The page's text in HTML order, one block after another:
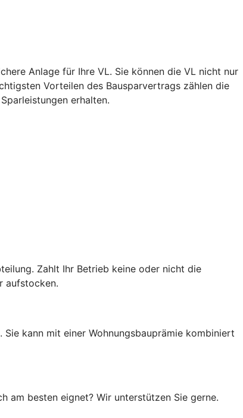
Anlage für Ihre VL. Sie können die VL nicht nur
Vorteilen des Bausparvertrags zählen die
erhalten.
Zahlt Ihr Betrieb keine oder nicht die
aufstocken.
kann mit einer Wohnungsbauprämie kombiniert
am besten eignet? Wir unterstützen Sie gerne.